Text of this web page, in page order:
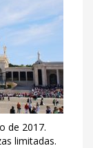
de 2017.
limitadas.